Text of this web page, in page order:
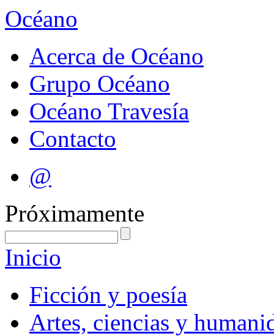
Océano
Acerca de Océano
Grupo Océano
Océano Travesía
Contacto
@
Próximamente
Inicio
Ficción y poesía
Artes, ciencias y